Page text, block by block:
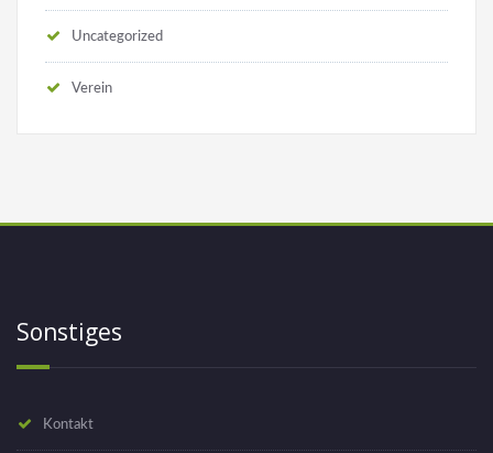
Uncategorized
Verein
Sonstiges
Kontakt